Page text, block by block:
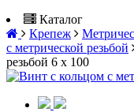
Каталог
Крепеж
с метрической резьбой
резьбой 6 х 100